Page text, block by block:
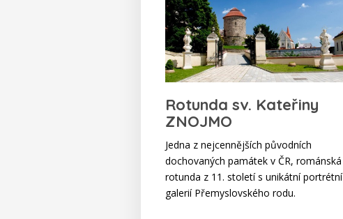
Rotunda sv. Kateřiny
ZNOJMO
Jedna z nejcennějších původních
dochovaných památek v ČR, románská
rotunda z 11. století s unikátní portrétní
galerií Přemyslovského rodu.